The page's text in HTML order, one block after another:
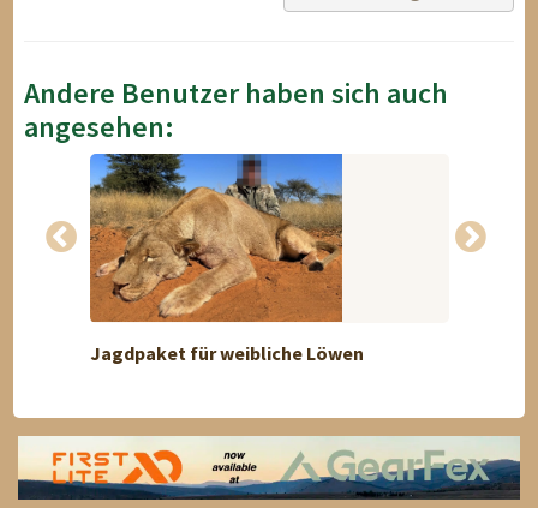
Andere Benutzer haben sich auch
angesehen:
Jagdpaket für weibliche Löwen